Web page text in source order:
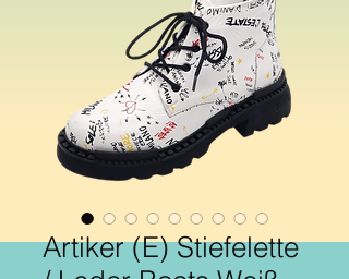
Artiker (E) Stiefelette